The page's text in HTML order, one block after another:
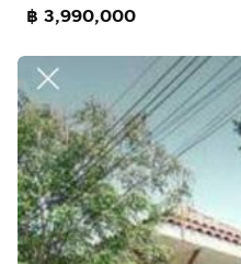
฿ 3,990,000